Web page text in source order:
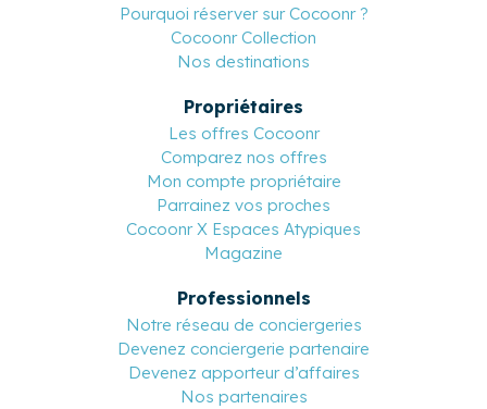
Pourquoi réserver sur Cocoonr ?
Cocoonr Collection
Nos destinations
Propriétaires
Les offres Cocoonr
Comparez nos offres
Mon compte propriétaire
Parrainez vos proches
Cocoonr X Espaces Atypiques
Magazine
Professionnels
Notre réseau de conciergeries
Devenez conciergerie partenaire
Devenez apporteur d’affaires
Nos partenaires